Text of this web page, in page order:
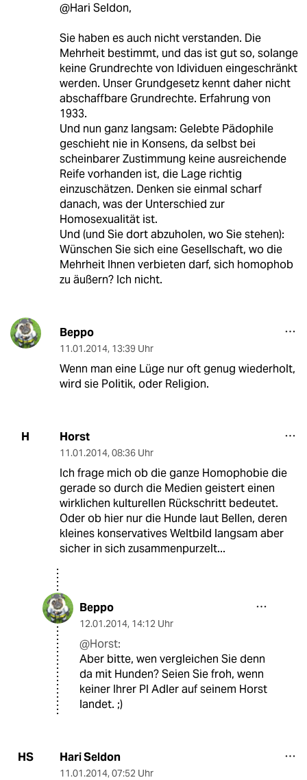
@Hari Seldon,
Sie haben es auch nicht verstanden. Die
Mehrheit bestimmt, und das ist gut so, solange
keine Grundrechte von Idividuen eingeschränkt
werden. Unser Grundgesetz kennt daher nicht
abschaffbare Grundrechte. Erfahrung von
1933.
Und nun ganz langsam: Gelebte Pädophile
geschieht nie in Konsens, da selbst bei
scheinbarer Zustimmung keine ausreichende
Reife vorhanden ist, die Lage richtig
einzuschätzen. Denken sie einmal scharf
danach, was der Unterschied zur
Homosexualität ist.
Und (und Sie dort abzuholen, wo Sie stehen):
Wünschen Sie sich eine Gesellschaft, wo die
Mehrheit Ihnen verbieten darf, sich homophob
zu äußern? Ich nicht.
Beppo
11.01.2014, 13:39 Uhr
Wenn man eine Lüge nur oft genug wiederholt,
wird sie Politik, oder Religion.
H Horst
11.01.2014, 08:36 Uhr
Ich frage mich ob die ganze Homophobie die
gerade so durch die Medien geistert einen
wirklichen kulturellen Rückschritt bedeutet.
Oder ob hier nur die Hunde laut Bellen, deren
kleines konservatives Weltbild langsam aber
sicher in sich zusammenpurzelt...
Beppo
12.01.2014, 14:12 Uhr
@Horst:
Aber bitte, wen vergleichen Sie denn
da mit Hunden? Seien Sie froh, wenn
keiner Ihrer PI Adler auf seinem Horst
landet. ;)
HS Hari Seldon
11.01.2014, 07:52 Uhr